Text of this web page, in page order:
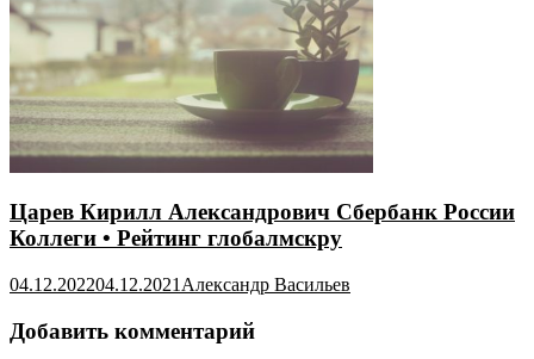
Царев Кирилл Александрович Сбербанк России
Коллеги • Рейтинг глобалмскру
04.12.202204.12.2021 Александр Васильев
Добавить комментарий